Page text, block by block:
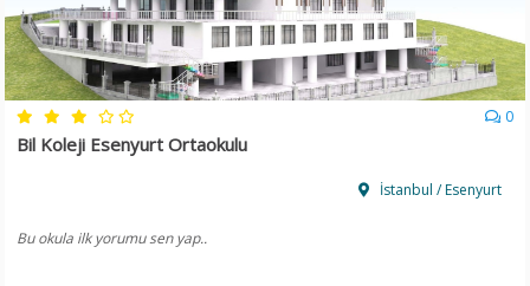
0
Bil Koleji Esenyurt Ortaokulu
İstanbul / Esenyurt
Bu okula ilk yorumu sen yap..